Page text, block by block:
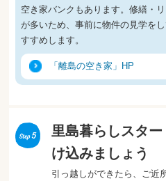
空き家バンクもあります。修繕・
が多いため、事前に物件の見学を
すすめします。
「離島の空き家」HP
里島暮らしスタ
け込みましょう
引っ越しができたら、ご近